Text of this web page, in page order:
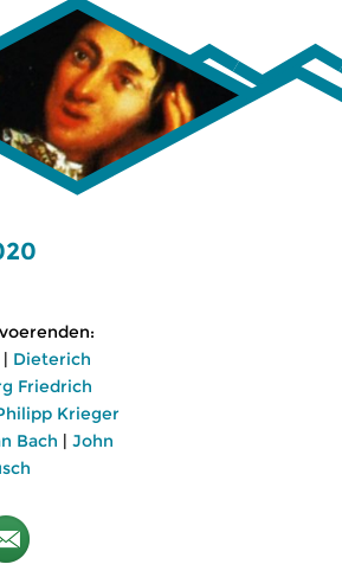
| Dieterich
Friedrich
Krieger
Bach | John